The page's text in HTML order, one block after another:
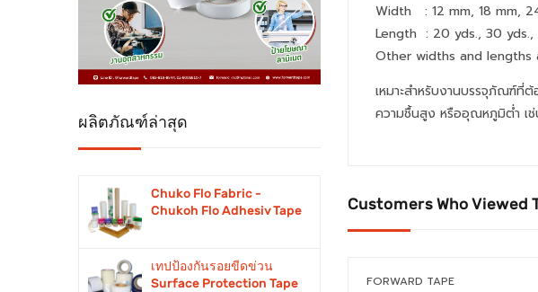
ผลิตภัณฑ์ล่าสุด
Chuko Flo Fabric -
Chukoh Flo Adhesiv Tape
เทปป้องกันรอยขีดข่วน
Surface Protection Tape
Width : 12 mm, 18 mm,
Length : 20 yds., 30 yds.,
Other widths and lengths
เหมาะสำหรับงานบรรจุภัณฑ์ที่
ความชื้นสูง หรืออุณหภูมิต่ำ เช่
Customers Who Viewed
FORWARD TAPE